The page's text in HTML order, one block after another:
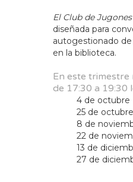
El Club de Jugones
diseñada para
autogestionado
en la biblioteca.
En este trimestre
de 17:30 a 19:30
4 de octubre
25 de octubre
8 de
22 de
13 de
27 de